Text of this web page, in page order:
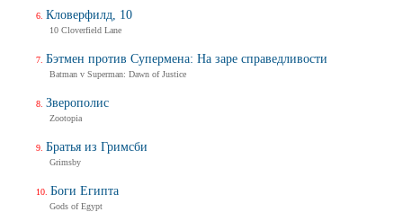
Кловерфилд, 10
10 Cloverfield Lane
Бэтмен против Супермена: На заре справедливости
Batman v Superman: Dawn of Justice
Зверополис
Zootopia
Братья из Гримсби
Grimsby
Боги Египта
Gods of Egypt